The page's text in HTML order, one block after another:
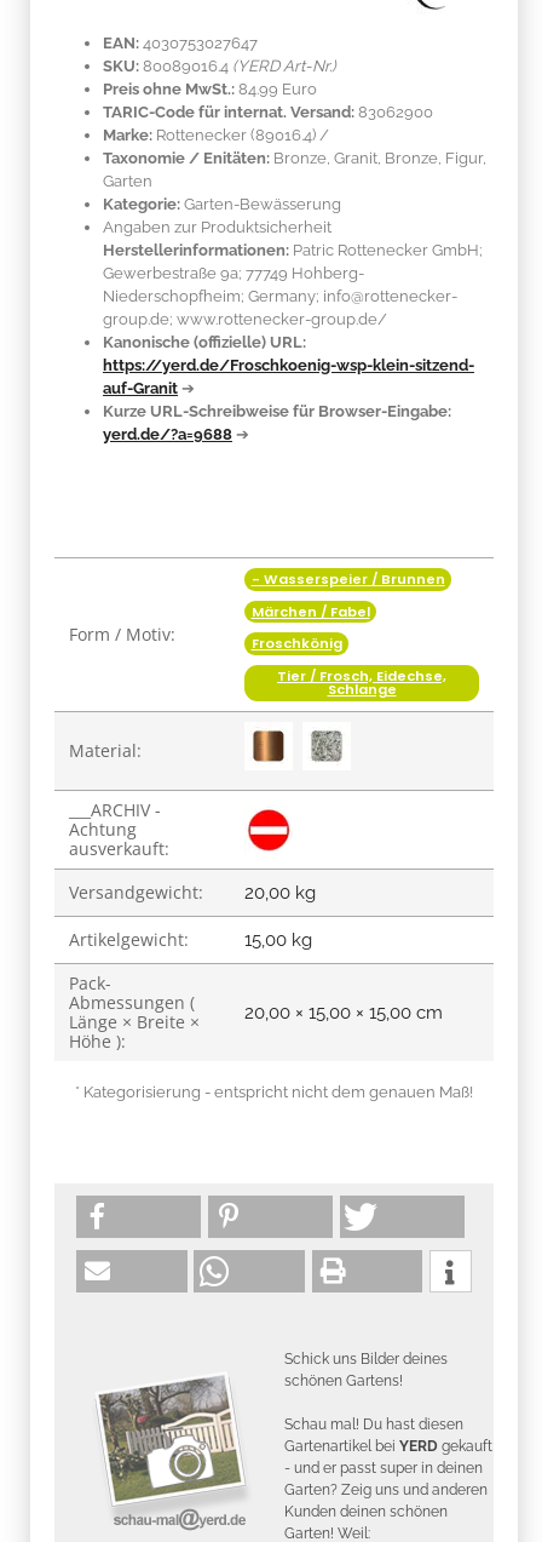
EAN: 4030753027647
SKU: 80089016.4 (YERD Art-Nr.)
Preis ohne MwSt.: 84.99 Euro
TARIC-Code für internat. Versand: 83062900
Marke: Rottenecker (89016.4) /
Taxonomie / Enitäten: Bronze, Granit, Bronze, Figur,
Garten
Kategorie: Garten-Bewässerung
Angaben zur Produktsicherheit
Herstellerinformationen: Patric Rottenecker GmbH;
Gewerbestraße 9a; 77749 Hohberg-
Niederschopfheim; Germany; info@rottenecker-
group.de; www.rottenecker-group.de/
Kanonische (offizielle) URL:
https://yerd.de/Froschkoenig-wsp-klein-sitzend-
auf-Granit ➔
Kurze URL-Schreibweise für Browser-Eingabe:
yerd.de/?a=9688 ➔
Produkteigenschaft
Form / Motiv:
- Wasserspeier / Brunnen
Märchen / Fabel
Froschkönig
Tier / Frosch, Eidechse,
Schlange
Material:
___ARCHIV -
Achtung
ausverkauft:
Versandgewicht:
20,00 kg
Artikelgewicht: 15,00 kg
Pack-
Abmessungen (
Länge × Breite ×
Höhe ):
20,00 × 15,00 × 15,00 cm
* Kategorisierung - entspricht nicht dem genauen Maß!
Schick uns Bilder deines
schönen Gartens!
Schau mal! Du hast diesen
Gartenartikel bei YERD gekauft
- und er passt super in deinen
Garten? Zeig uns und anderen
Kunden deinen schönen
Garten! Weil: